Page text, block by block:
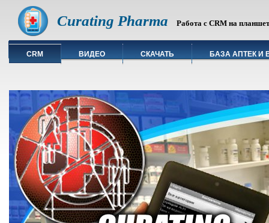
Curating Pharma Работа с CRM на
CRM ВИДЕО СКАЧАТЬ БАЗА АПТЕК И